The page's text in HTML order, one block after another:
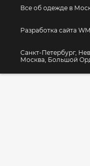
Все об одежде в
Разработка сайта WM
Санкт-Петербург,
Москва, Большой